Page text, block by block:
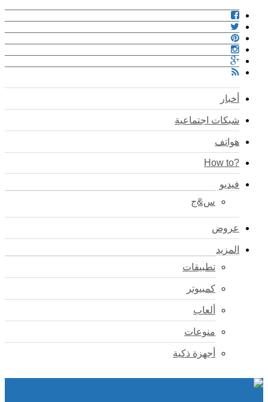
أخبار
شبكات اجتماعية
هواتف
?How to
فيديو
س&ج
عروض
المزيد
تطبيقات
كمبيوتر
ألعاب
منوعات
أجهزة ذكية